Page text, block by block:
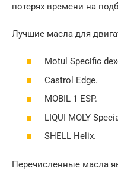
потерях времени на
Лучшие масла для
Motul Specific
Castrol Edge.
MOBIL 1 ESP.
LIQUI MOLY
SHELL Helix.
Перечисленные масла